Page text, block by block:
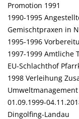
Promotion 1991
1990-1995
Gemischtpraxen in
1995-1996
1997-1999 Amtliche
EU-Schlachthof
1998 Verleihung
01.09.1999-
Dingolfing-Landau